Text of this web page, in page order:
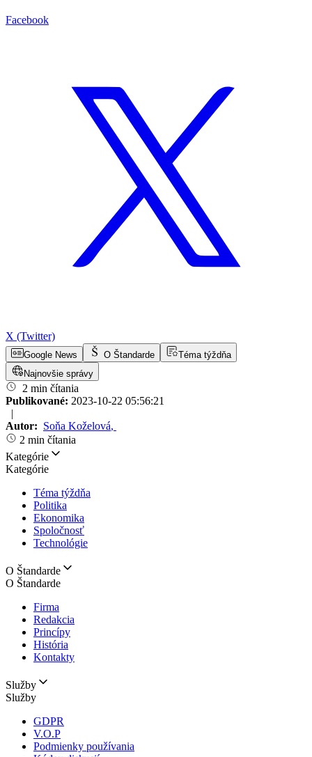
Facebook
X (Twitter)
Google News O Štandarde
Téma týždňa
Najnovšie správy
2 min čítania
Publikované: 2023-10-22 05:56:21
|
Autor: Soňa Koželová,
2 min čítania
Kategórie
Kategórie
Téma týždňa
Politika
Ekonomika
Spoločnosť
Technológie
O Štandarde
O Štandarde
Firma
Redakcia
Princípy
História
Kontakty
Služby
Služby
GDPR
V.O.P
Podmienky používania